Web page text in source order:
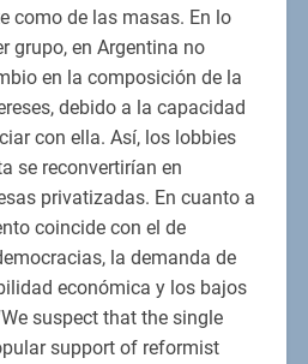
como de las masas. En lo
grupo, en Argentina no
en la composición de la
debido a la capacidad
con ella. Así, los lobbies
se reconvertirían en
privatizadas. En cuanto a
coincide con el de
la demanda de
económica y los bajos
suspect that the single
support of reformist